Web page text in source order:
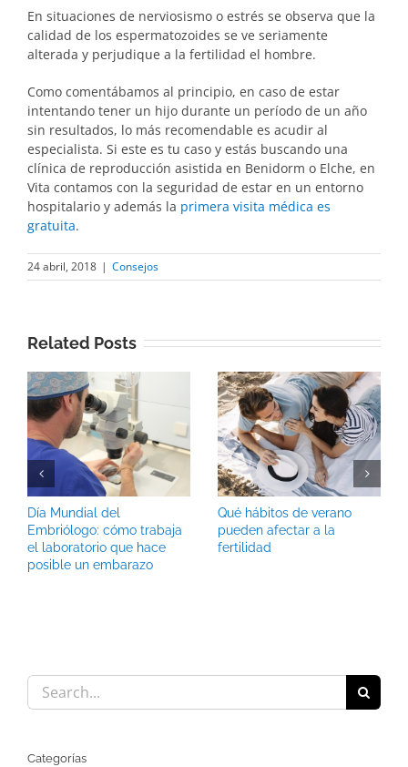
En situaciones de nerviosismo o estrés se observa que la
calidad de los espermatozoides se ve seriamente
alterada y perjudique a la fertilidad el hombre.
Como comentábamos al principio, en caso de estar
intentando tener un hijo durante un período de un año
sin resultados, lo más recomendable es acudir al
especialista. Si este es tu caso y estás buscando una
clínica de reproducción asistida en Benidorm o Elche, en
Vita contamos con la seguridad de estar en un entorno
hospitalario y además la primera visita médica es
gratuita.
24 abril, 2018 | Consejos
Related Posts
Día Mundial del
Embriólogo: cómo trabaja
el laboratorio que hace
posible un embarazo
Qué hábitos de verano
pueden afectar a la
fertilidad
Search
for:
Categorías